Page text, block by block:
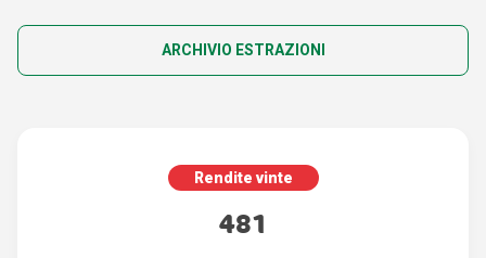
ARCHIVIO ESTRAZIONI
Rendite vinte
481